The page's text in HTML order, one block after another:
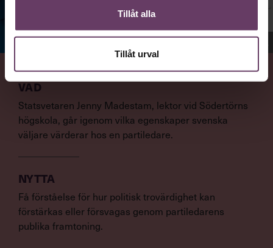
Tillåt alla
Tillåt urval
VAD
Statsvetaren Jenny Madestam, lektor vid Södertörns
högskola, går igenom vilka egenskaper svenska
väljare värderar hos en partiledare.
NYTTA
Få förståelse för hur politisk trovärdighet kan
förstärkas eller försvagas genom partiledarens
publika framtoning.
Jenny Madestam, docent i statsvetenskap.